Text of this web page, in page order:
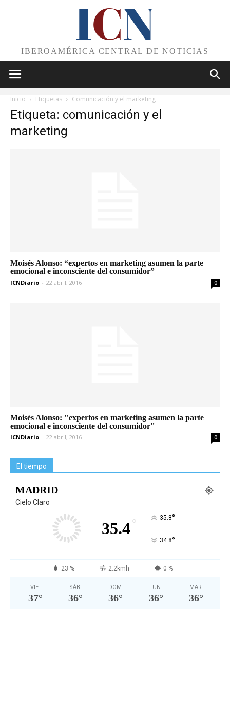
ICN
IBEROAMÉRICA CENTRAL DE NOTICIAS
Inicio Etiquetas Comunicación y el marketing
Etiqueta: comunicación y el
marketing
Moisés Alonso: “expertos en marketing asumen la parte
emocional e inconsciente del consumidor”
ICNDiario - 22 abril, 2016 0
Moisés Alonso: "expertos en marketing asumen la parte
emocional e inconsciente del consumidor"
ICNDiario - 22 abril, 2016 0
El tiempo
MADRID
Cielo Claro
35.4° 35.8°
34.8°
23 % 2.2kmh 0 %
VIE
37°
SÁB
36°
DOM
36°
LUN
36°
MAR
36°